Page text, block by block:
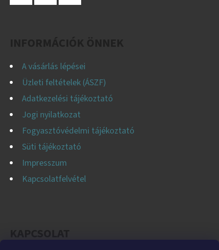
A vásárlás lépései
Üzleti feltételek (ÁSZF)
Adatkezelési tájékoztató
Jogi nyilatkozat
Fogyasztóvédelmi tájékoztató
Süti tájékoztató
Impresszum
Kapcsolatfelvétel